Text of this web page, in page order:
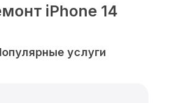
iPhone 14
услуги